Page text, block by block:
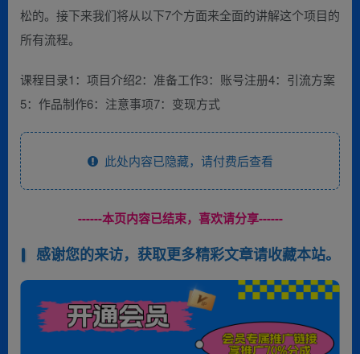
松的。接下来我们将从以下7个方面来全面的讲解这个项目的
所有流程。
课程目录1：项目介绍2：准备工作3：账号注册4：引流方案
5：作品制作6：注意事项7：变现方式
此处内容已隐藏，请付费后查看
------本页内容已结束，喜欢请分享------
感谢您的来访，获取更多精彩文章请收藏本站。